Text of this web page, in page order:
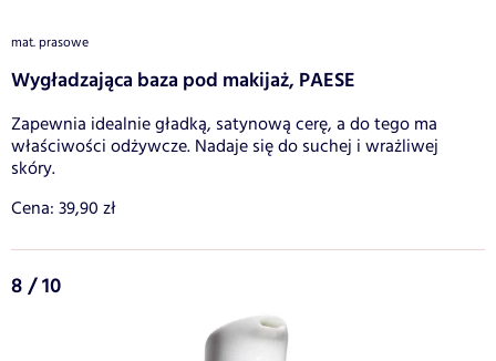
mat. prasowe
Wygładzająca baza pod makijaż, PAESE
Zapewnia idealnie gładką, satynową cerę, a do tego ma
właściwości odżywcze. Nadaje się do suchej i wrażliwej
skóry.
Cena: 39,90 zł
8 / 10